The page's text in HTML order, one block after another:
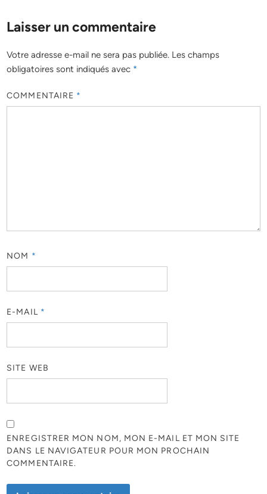
Laisser un commentaire
Votre adresse e-mail ne sera pas publiée. Les champs
obligatoires sont indiqués avec *
COMMENTAIRE *
NOM *
E-MAIL *
SITE WEB
ENREGISTRER MON NOM, MON E-MAIL ET MON SITE
DANS LE NAVIGATEUR POUR MON PROCHAIN
COMMENTAIRE.